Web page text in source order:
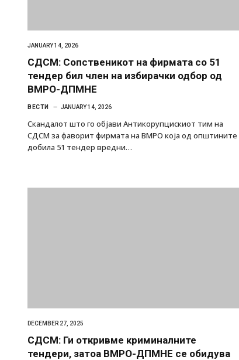
JANUARY 14, 2026
СДСМ: Сопственикот на фирмата со 51
тендер бил член на избирачки одбор од
ВМРО-ДПМНЕ
ВЕСТИ JANUARY 14, 2026
Скандалот што го објави Антикорупцискиот тим на
СДСМ за фаворит фирмата на ВМРО која од општините
добила 51 тендер вредни…
DECEMBER 27, 2025
СДСМ: Ги откривме криминалните
тендери, затоа ВМРО-ДПМНЕ се обидува